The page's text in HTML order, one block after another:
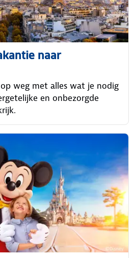
naar
weg met alles wat je nodig
en onbezorgde